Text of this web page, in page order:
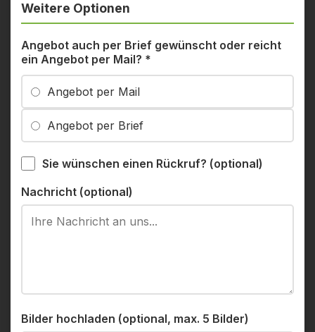
Weitere Optionen
Angebot auch per Brief gewünscht oder reicht
ein Angebot per Mail? *
Angebot per Mail
Angebot per Brief
Sie wünschen einen Rückruf? (optional)
Nachricht (optional)
Bilder hochladen (optional, max. 5 Bilder)